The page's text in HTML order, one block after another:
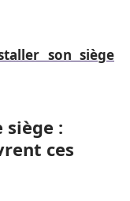
son siège
:
ces